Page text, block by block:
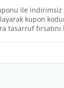
ile
kupon
tasarruf fırsatını